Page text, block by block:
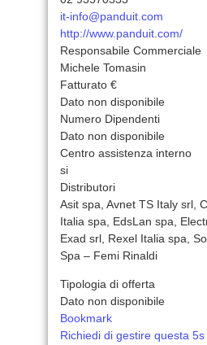
it-info@panduit.com
http://www.panduit.com/
Responsabile Commerciale
Michele Tomasin
Fatturato €
Dato non disponibile
Numero Dipendenti
Dato non disponibile
Centro assistenza interno
si
Distributori
Asit spa, Avnet TS Italy srl,
Italia spa, EdsLan spa,
Exad srl, Rexel Italia spa,
Spa – Femi Rinaldi
Tipologia di offerta
Dato non disponibile
Bookmark
Richiedi di gestire questa 5s